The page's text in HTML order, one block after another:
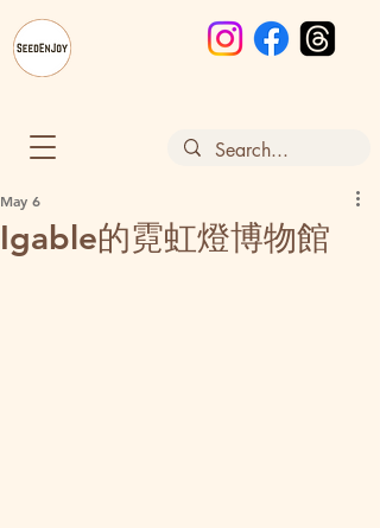
Igable的霓虹燈博物館
May 6